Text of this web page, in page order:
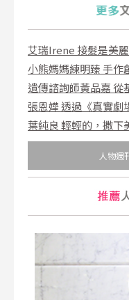
艾瑞Irene 接髮是美
小熊媽媽練明臻 手作
遺傳諮詢師黃品嘉 從
張恩嬅 透過《真實劇
葉純良 輕輕的，撒下
人物週